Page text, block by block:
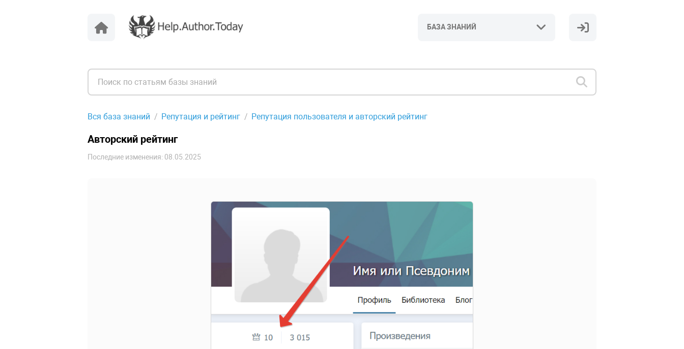
БАЗА ЗНАНИЙ
Вся база знаний Репутация и рейтинг Репутация пользователя и авторский рейтинг
Авторский рейтинг
Последние изменения: 08.05.2025